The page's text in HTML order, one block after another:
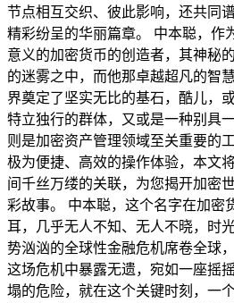
节点相互交织、彼此影响，还共同
精彩纷呈的华丽篇章。 中本聪，作
意义的加密货币的创造者，其神秘
的迷雾之中，而他那卓越超凡的智
界奠定了坚实无比的基石，酷儿，
特立独行的群体，又或是一种别具
则是加密资产管理领域至关重要的
极为便捷、高效的操作体验，本文
间千丝万缕的关联，为您揭开加密
彩故事。 中本聪，这个名字在加密
耳，几乎无人不知、无人不晓，时
势汹汹的全球性金融危机席卷全球
这场危机中暴露无遗，宛如一座摇
塌的危险，就在这个关键时刻，一